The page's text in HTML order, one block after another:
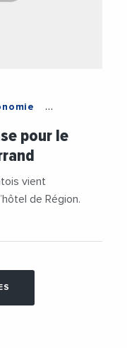
pour le
vient
de Région.